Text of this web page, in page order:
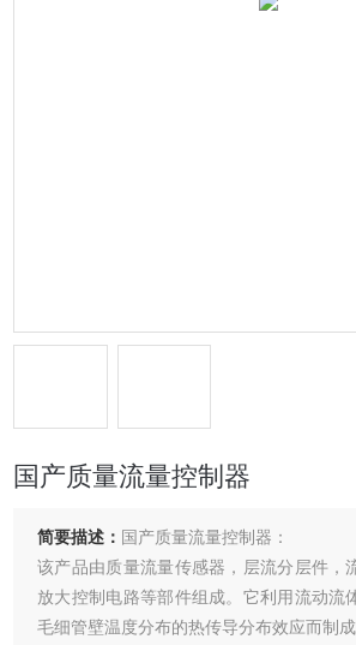
国产质量流量控制器
简要描述： 国产质量流量控制器：
该产品由质量流量传感器，层流分层件，
放大控制电路等部件组成。它利用流动流
毛细管壁温度分布的热传导分布效应而制成